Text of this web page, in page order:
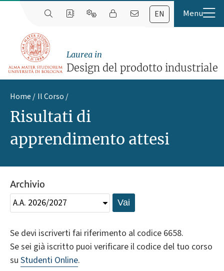
EN
Laurea in
Design del prodotto industriale
Home Il Corso
Risultati di
apprendimento attesi
Se devi iscriverti fai riferimento al codice 6658.
Se sei già iscritto puoi verificare il codice del tuo corso
su Studenti Online.
Archivio
Vai